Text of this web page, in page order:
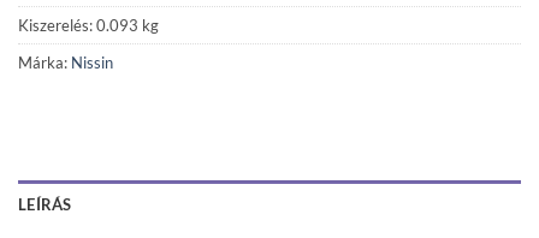
Kiszerelés: 0.093 kg
Márka: Nissin
LEÍRÁS